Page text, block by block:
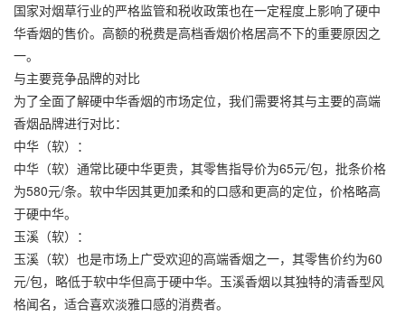
国家对烟草行业的严格监管和税收政策也在一定程度上影响了硬中
华香烟的售价。高额的税费是高档香烟价格居高不下的重要原因之
一。
与主要竞争品牌的对比
为了全面了解硬中华香烟的市场定位，我们需要将其与主要的高端
香烟品牌进行对比：
中华（软）：
中华（软）通常比硬中华更贵，其零售指导价为65元/包，批条价格
为580元/条。软中华因其更加柔和的口感和更高的定位，价格略高
于硬中华。
玉溪（软）：
玉溪（软）也是市场上广受欢迎的高端香烟之一，其零售价约为60
元/包，略低于软中华但高于硬中华。玉溪香烟以其独特的清香型风
格闻名，适合喜欢淡雅口感的消费者。